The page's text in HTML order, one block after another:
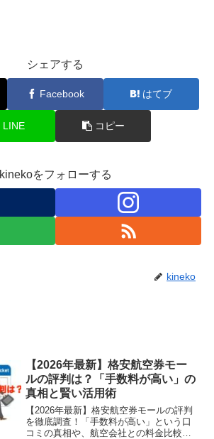
シェアする
Facebook はてブ
LINE コピー
kinekoをフォローする
kineko
【2026年最新】格安航空券モー
ルの評判は？「手数料が高い」の
真相と賢い活用術
【2026年最新】格安航空券モールの評判
を徹底調査！「手数料が高い」という口
コミの真相や、航空会社との料金比較、